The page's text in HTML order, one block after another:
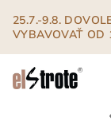
obsah
25.7.-9.8.
VYBAVOVAŤ OD